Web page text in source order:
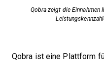
Qobra zeigt die Einnahmen
Qobra ist eine Plattform